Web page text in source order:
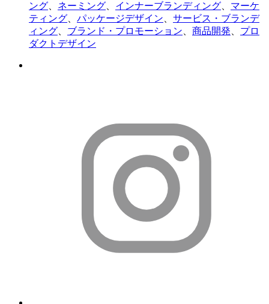
ング、 ネーミング、 インナーブランディング、 マーケ
ティング、 パッケージデザイン、 サービス・ブランデ
ィング、 ブランド・プロモーション、 商品開発、 プロ
ダクトデザイン